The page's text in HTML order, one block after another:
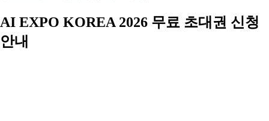
AI EXPO KOREA 2026 무료 초대권 신청
안내